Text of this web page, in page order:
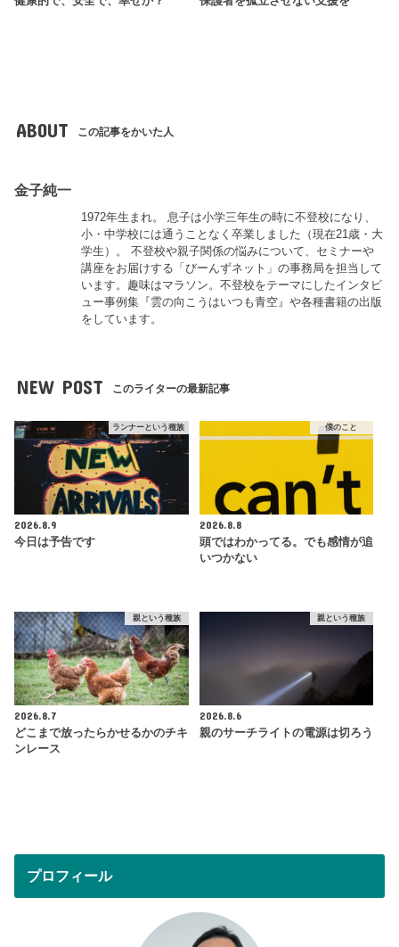
ABOUT この記事をかいた人
金子純一
1972年生まれ。 息子は小学三年生の時に不登校になり、
小・中学校には通うことなく卒業しました（現在21歳・大
学生）。 不登校や親子関係の悩みについて、セミナーや
講座をお届けする「びーんずネット」の事務局を担当して
います。趣味はマラソン。不登校をテーマにしたインタビ
ュー事例集『雲の向こうはいつも青空』や各種書籍の出版
をしています。
NEW POST このライターの最新記事
ランナーという種族
2026.8.9
今日は予告です
僕のこと
2026.8.8
頭ではわかってる。でも感情が追
いつかない
親という種族
2026.8.7
どこまで放ったらかせるかのチキ
ンレース
親という種族
2026.8.6
親のサーチライトの電源は切ろう
プロフィール